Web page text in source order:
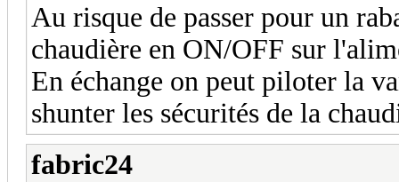
Au risque de passer pour un
chaudière en ON/OFF sur
En échange on peut piloter la
shunter les sécurités de la
fabric24